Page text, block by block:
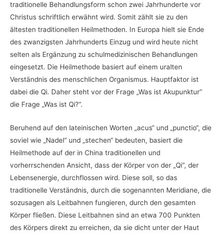
traditionelle Behandlungsform schon zwei Jahrhunderte vor
Christus schriftlich erwähnt wird. Somit zählt sie zu den
ältesten traditionellen Heilmethoden. In Europa hielt sie Ende
des zwanzigsten Jahrhunderts Einzug und wird heute nicht
selten als Ergänzung zu schulmedizinischen Behandlungen
eingesetzt. Die Heilmethode basiert auf einem uralten
Verständnis des menschlichen Organismus. Hauptfaktor ist
dabei die Qi. Daher steht vor der Frage „Was ist Akupunktur“
die Frage „Was ist Qi?“.
Beruhend auf den lateinischen Worten „acus“ und „punctio“, die
soviel wie „Nadel“ und „stechen“ bedeuten, basiert die
Heilmethode auf der in China traditionellen und
vorherrschenden Ansicht, dass der Körper von der „Qi“, der
Lebensenergie, durchflossen wird. Diese soll, so das
traditionelle Verständnis, durch die sogenannten Meridiane, die
sozusagen als Leitbahnen fungieren, durch den gesamten
Körper fließen. Diese Leitbahnen sind an etwa 700 Punkten
des Körpers direkt zu erreichen, da sie dicht unter der Haut